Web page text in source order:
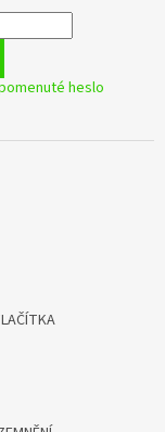
heslo